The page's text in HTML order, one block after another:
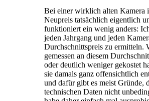
Bei einer wirklich alten Kamera
Neupreis tatsächlich eigentlich
funktioniert ein wenig anders:
jeden Jahrgang und jeden
Durchschnittspreis zu ermitteln.
gemessen an diesem
oder deutlich weniger gekostet
sie damals ganz offensichtlich
und dafür gibt es meist Gründe,
technischen Daten nicht